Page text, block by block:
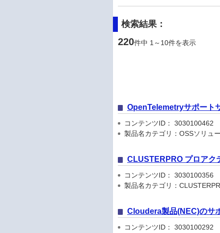
検索結果：
220件中 1～10件を表示
OpenTelemetryサポート
コンテンツID： 3030100462
製品名カテゴリ：OSSソリュ
CLUSTERPRO プロアク
コンテンツID： 3030100356
製品名カテゴリ：
Cloudera製品(NEC)のサ
コンテンツID： 3030100292